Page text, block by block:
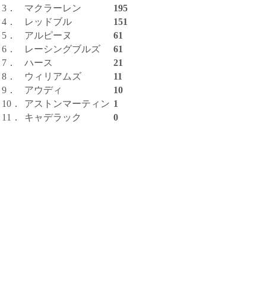
3．
マクラーレン
195
4．
レッドブル
151
5．
アルピーヌ
61
6．
レーシングブルズ
61
7．
ハース
21
8．
ウィリアムズ
11
9．
アウディ
10
10．
アストンマーティン 1
11．
キャデラック 0